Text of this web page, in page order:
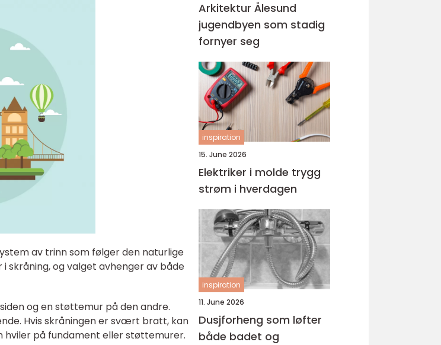
av trinn som følger den naturlige
skråning, og valget avhenger av både
og en støttemur på den andre.
Hvis skråningen er svært bratt, kan
på fundament eller støttemurer.
Arkitektur Ålesund
jugendbyen som stadig
fornyer seg
inspiration
15. June 2026
Elektriker i molde trygg
strøm i hverdagen
inspiration
11. June 2026
Dusjforheng som løfter
både badet og